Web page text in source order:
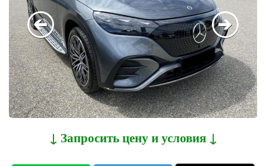
↓ Запросить цену и условия ↓